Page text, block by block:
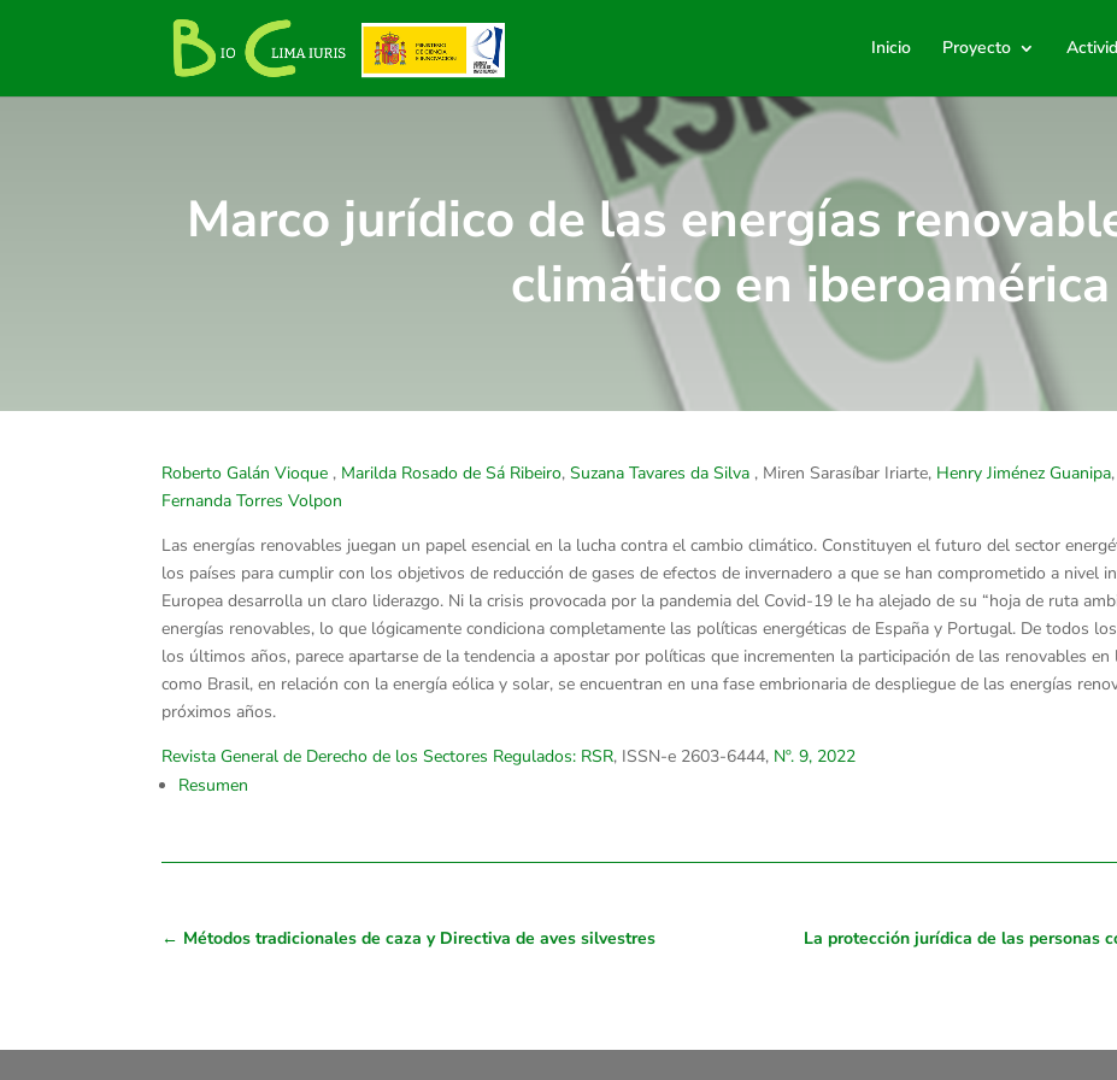
Inicio Proyecto
Marco jurídico de las energías
climático en iberoamérica
Roberto Galán Vioque , Marilda Rosado de Sá Ribeiro,Suzana Tavares da Silva , Miren Sarasíbar Iriarte, Henry Jiménez Guanipa,
Fernanda Torres Volpon
Las energías renovables juegan un papel esencial en la lucha contra el cambio climático. Constituyen el futuro del sector
los países para cumplir con los objetivos de reducción de gases de efectos de invernadero a que se han comprometido a nivel
Europea desarrolla un claro liderazgo. Ni la crisis provocada por la pandemia del Covid-19 le ha alejado de su “hoja de ruta
energías renovables, lo que lógicamente condiciona completamente las políticas energéticas de España y Portugal. De todos
los últimos años, parece apartarse de la tendencia a apostar por políticas que incrementen la participación de las renovables
como Brasil, en relación con la energía eólica y solar, se encuentran en una fase embrionaria de despliegue de las energías
próximos años.
Revista General de Derecho de los Sectores Regulados: RSR, ISSN-e 2603-6444, Nº. 9, 2022
Resumen
← Métodos tradicionales de caza y Directiva de aves silvestres La protección jurídica de las personas